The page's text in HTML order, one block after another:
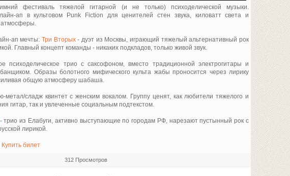
фестиваль тяжелой гитарной (и не только) психоделической музыки.
ап в культовом Punk Fiction для ценителей стен звука, киловатт света и
ап мечты: Три Вторых- дуэт из Москвы, играющий тяжелый альтернативный рок
Главный концепт команды - никаких подкладов, только живой звук.
психоделическое трио с саксофоном, вместо традиционной электрогитары и
Образы болотного мифического культа жабы проносится через лирику
общую атмосферу шабаша.
метал/сладж квинтет с женским вокалом. Группу ценят, как любители тяжелого и
гитар, так и увлеченные социальным подтекстом.
- трио из Елабуги, активно выступающие по городам РФ, нарезают пустынный рок с
лирикой.
Купить билет
312 Просмотров